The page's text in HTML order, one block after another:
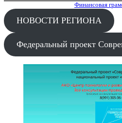
Финансовая
НОВОСТИ РЕГИОНА
Федеральный проект